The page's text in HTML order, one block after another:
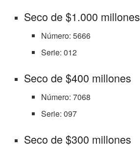
Seco de $1.000 millones
Número: 5666
Serie: 012
Seco de $400 millones
Número: 7068
Serie: 097
Seco de $300 millones